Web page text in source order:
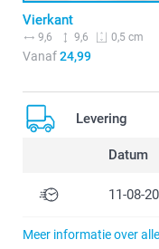
Vierkant
9,6 9,6 0,5 cm
Vanaf24,99
Levering
Datum
11-08-
Meer informatie over